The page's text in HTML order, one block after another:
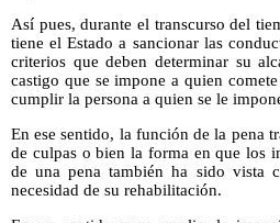
Así pues, durante el transcurso del
tiene el Estado a sancionar las
criterios que deben determinar su
castigo que se impone a quien
cumplir la persona a quien se le
En ese sentido, la función de la pena
de culpas o bien la forma en que los
de una pena también ha sido vista
necesidad de su rehabilitación.